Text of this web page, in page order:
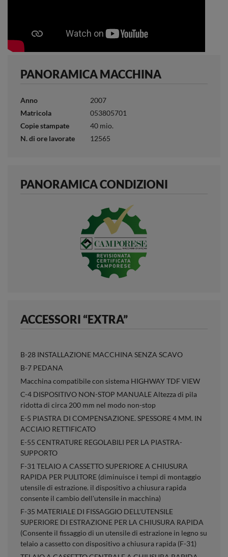
PANORAMICA MACCHINA
Anno
2007
Matricola
053805701
Copie stampate
40 mio.
N. di ore lavorate
12565
PANORAMICA CONDIZIONI
ACCESSORI “EXTRA”
B-28 INSTALLAZIONE MACCHINA SENZA SCAVO
B-7 PEDANA
Macchina compatibile con sistema HIGHWAY TDF VIEW
C-4 DISPOSITIVO NON-STOP MANUALE Altezza di pila
ridotta di circa 200 mm nel modo non-stop
E-5 PIASTRA DI COMPENSAZIONE. SPESSORE 4 MM. IN
ACCIAIO RETTIFICATO
E-55 CENTRATURE REGOLABILI PER LA PIASTRA-
SUPPORTO
F-31 TELAIO A CASSETTO SUPERIORE A CHIUSURA
RAPIDA PER PULITORE (diminuisce i tempi di montaggio
utensile di estrazione. il dispositivo a chiusura rapida
consente il cambio dell'utensile in macchina)
F-35 MATERIALE DI FISSAGGIO DELL'UTENSILE
SUPERIORE DI ESTRAZIONE PER LA CHIUSURA RAPIDA
(Consente il fissaggio di un utensile di estrazione in legno su
telaio a cassetto con dispositivo a chiusura rapida (F-31)